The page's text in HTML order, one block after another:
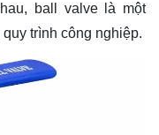
ball valve là một
trình công nghiệp.